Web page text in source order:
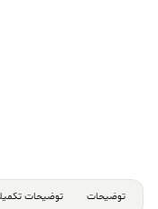
توضیحات توضیحات